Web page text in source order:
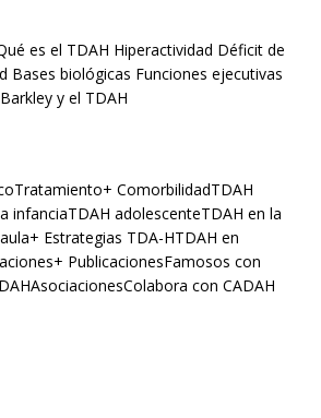
es el TDAH Hiperactividad Déficit de
Bases biológicas Funciones ejecutivas
y el TDAH
ComorbilidadTDAH
infanciaTDAH adolescenteTDAH en la
Estrategias TDA-HTDAH en
PublicacionesFamosos con
con CADAH